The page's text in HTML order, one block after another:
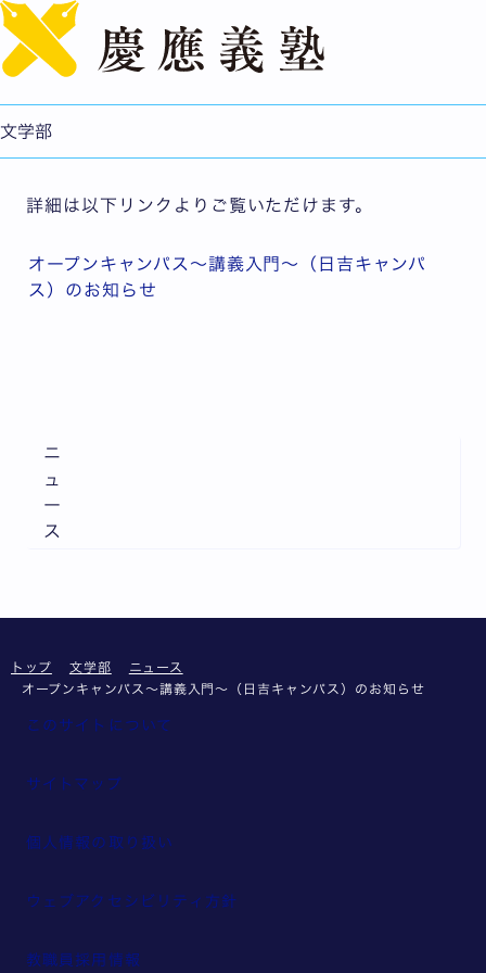
文学部
オープンキャンパス～講義入門～（日吉キャンパス）のお
文学部
詳細は以下リンクよりご覧いただけます。
オープンキャンパス～講義入門～（日吉キャンパ
ス）のお知らせ
ニ
ュ
ー
ス
トップ 文学部
ニュース
オープンキャンパス～講義入門～（日吉キャンパス）のお知らせ
このサイトについて
サイトマップ
個人情報の取り扱い
ウェブアクセシビリティ方針
教職員採用情報